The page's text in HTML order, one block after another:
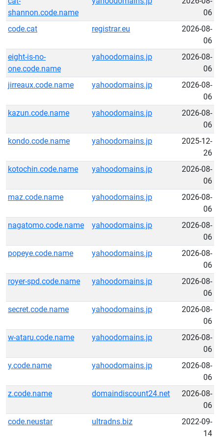
shannon.code.name
06
code.cat
registrar.eu
2026-08-
06
eight-is-no-
one.code.name
yahoodomains.jp
2026-08-
06
jirreaux.code.name
yahoodomains.jp
2026-08-
06
kazun.code.name
yahoodomains.jp
2026-08-
06
kondo.code.name
yahoodomains.jp
2025-12-
26
kotochin.code.name
yahoodomains.jp
2026-08-
06
maz.code.name
yahoodomains.jp
2026-08-
06
nagatomo.code.name
yahoodomains.jp
2026-08-
06
popeye.code.name
yahoodomains.jp
2026-08-
06
royer-spd.code.name
yahoodomains.jp
2026-08-
06
secret.code.name
yahoodomains.jp
2026-08-
06
w-ataru.code.name
yahoodomains.jp
2026-08-
06
y.code.name
yahoodomains.jp
2026-08-
06
z.code.name
domaindiscount24.net
2026-08-
06
code.neustar
ultradns.biz
2022-09-
14